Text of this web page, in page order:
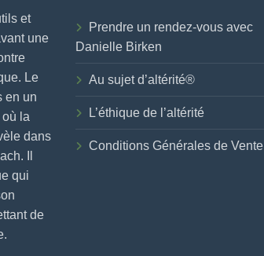
et
une
Le
en un
où la
dans
Il
qui
de
Prendre un rendez-vous avec
Danielle Birken
Au sujet d’altérité®
L’éthique de l’altérité
Conditions Générales de Vente